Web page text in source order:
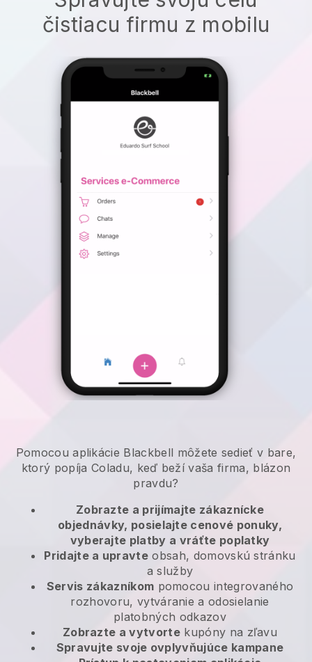
čistiacu firmu z mobilu
Pomocou aplikácie Blackbell môžete sedieť v bare,
ktorý popíja Coladu, keď beží vaša firma, blázon
pravdu?
Zobrazte a prijímajte zákaznícke
objednávky, posielajte cenové ponuky,
vyberajte platby a vráťte poplatky
Pridajte a upravte obsah, domovskú stránku
a služby
Servis zákazníkom pomocou integrovaného
rozhovoru, vytváranie a odosielanie
platobných odkazov
Zobrazte a vytvortekupóny na zľavu
Spravujte svoje ovplyvňujúce kampane